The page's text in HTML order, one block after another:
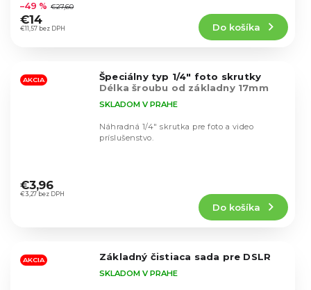
produktu
je
hviezdičiek.
€11,57 bez DPH
–49 % €27,60
€14
Do košíka
AKCIA
Špeciálny typ 1/4" foto skrutky
Délka šroubu od základny 17mm
hodnotenie
produktu
hviezdičiek.
SKLADOM V PRAHE
€3,27 bez DPH
€3,96
Do košíka
Náhradná 1/4" skrutka pre foto a video
príslušenstvo.
AKCIA Základný čistiaca sada pre DSLR
SKLADOM V PRAHE